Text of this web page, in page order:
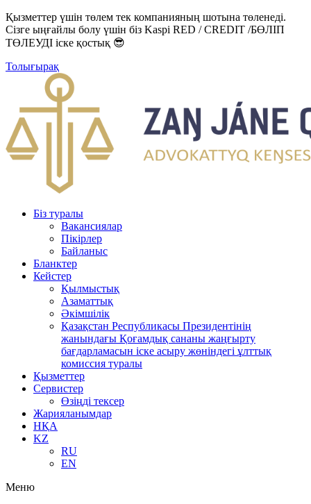
Қызметтер үшін төлем тек компанияның шотына төленеді.
Сізге ыңғайлы болу үшін біз Kaspi RED / CREDIT /БӨЛІП
ТӨЛЕУДІ іске қостық 😎
Толығырақ
Біз туралы
Вакансиялар
Пікірлер
Байланыс
Бланктер
Кейстер
Қылмыстық
Азаматтық
Әкімшілік
Қазақстан Республикасы Президентінің
жанындағы Қоғамдық сананы жаңғырту
бағдарламасын іске асыру жөніндегі ұлттық
комиссия туралы
Қызметтер
Сервистер
Өзіңді тексер
Жарияланымдар
НҚА
KZ
RU
EN
Меню